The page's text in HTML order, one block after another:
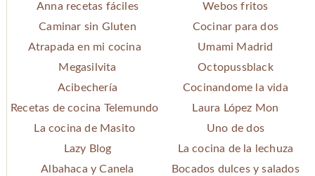
Anna recetas fáciles
Webos fritos
Caminar sin Gluten
Cocinar para dos
Atrapada en mi cocina
Umami Madrid
Megasilvita
Octopussblack
Acibechería
Cocinandome la vida
Recetas de cocina Telemundo
Laura López Mon
La cocina de Masito
Uno de dos
Lazy Blog
La cocina de la lechuza
Albahaca y Canela
Bocados dulces y salados